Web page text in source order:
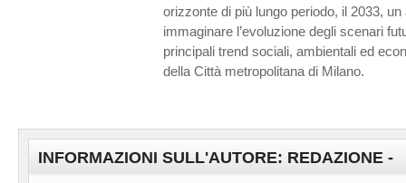
orizzonte di più lungo periodo, il 2033,
immaginare l’evoluzione degli scenari
principali trend sociali, ambientali ed
della Città metropolitana di Milano.
INFORMAZIONI SULL'AUTORE: REDAZIONE -